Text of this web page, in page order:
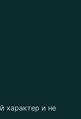
характер и не